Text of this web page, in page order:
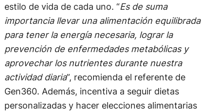
estilo de vida de cada uno. “Es de suma
importancia llevar una alimentación equilibrada
para tener la energía necesaria, lograr la
prevención de enfermedades metabólicas y
aprovechar los nutrientes durante nuestra
actividad diaria”, recomienda el referente de
Gen360. Además, incentiva a seguir dietas
personalizadas y hacer elecciones alimentarias